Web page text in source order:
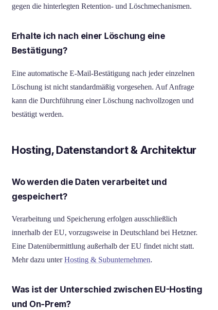
gegen die hinterlegten Retention- und Löschmechanismen.
Erhalte ich nach einer Löschung eine
Bestätigung?
Eine automatische E-Mail-Bestätigung nach jeder einzelnen
Löschung ist nicht standardmäßig vorgesehen. Auf Anfrage
kann die Durchführung einer Löschung nachvollzogen und
bestätigt werden.
Hosting, Datenstandort & Architektur
Wo werden die Daten verarbeitet und
gespeichert?
Verarbeitung und Speicherung erfolgen ausschließlich
innerhalb der EU, vorzugsweise in Deutschland bei Hetzner.
Eine Datenübermittlung außerhalb der EU findet nicht statt.
Mehr dazu unterHosting & Subunternehmen.
Was ist der Unterschied zwischen EU-Hosting
und On-Prem?